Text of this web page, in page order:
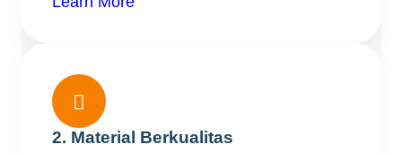

2. Material Berkualitas